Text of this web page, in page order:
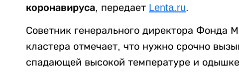
коронавируса, передает Lenta.ru.
Советник генерального директора Фонда
кластера отмечает, что нужно срочно
спадающей высокой температуре и